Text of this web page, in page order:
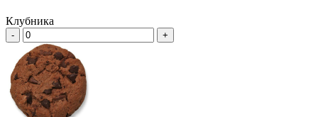
Клубника
- +